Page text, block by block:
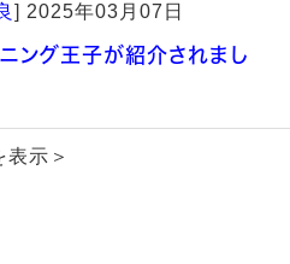
] 2025年03月07日
ング王子が紹介されまし
表示＞